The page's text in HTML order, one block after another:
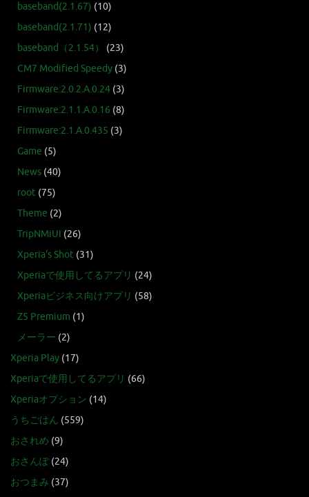
baseband(2.1.67) (10)
baseband(2.1.71) (12)
baseband（2.1.54）
(23)
CM7 Modified Speedy (3)
Firmware:2.0.2.A.0.24 (3)
Firmware:2.1.1.A.0.16 (8)
Firmware:2.1.A.0.435 (3)
Game (5)
News (40)
root (75)
Theme (2)
TripNMiUI (26)
Xperia's Shot (31)
Xperiaで使用してるアプリ (24)
Xperiaビジネス向けアプリ (58)
Z5 Premium (1)
メーラー (2)
Xperia Play (17)
Xperiaで使用してるアプリ (66)
Xperiaオプション (14)
うちごはん (559)
おされめ (9)
おさんぽ(24)
おつまみ (37)